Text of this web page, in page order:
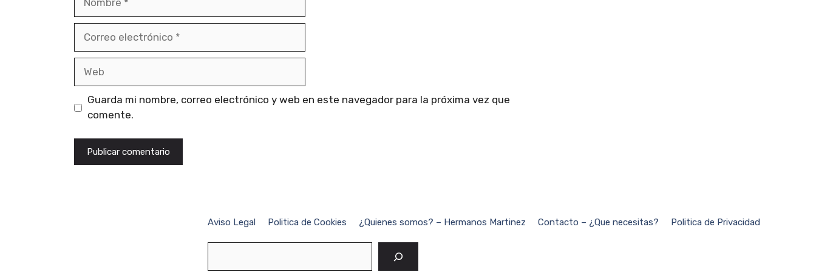
Guarda mi nombre, correo electrónico y web en este navegador para la próxima vez que
comente.
Aviso Legal Politica de Cookies ¿Quienes somos? – Hermanos Martinez Contacto – ¿Que necesitas? Politica de Privacidad